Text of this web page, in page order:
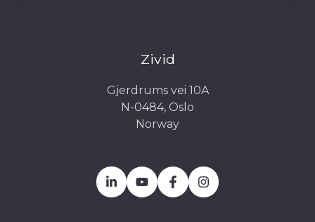
Zivid
Gjerdrums vei 10A
N-0484, Oslo
Norway